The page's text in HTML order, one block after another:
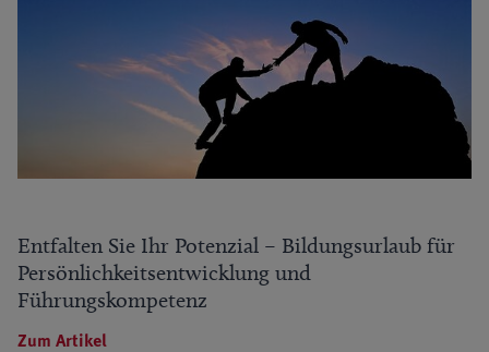
Entfalten Sie Ihr Potenzial – Bildungsurlaub für
Persönlichkeitsentwicklung und
Führungskompetenz
Zum Artikel